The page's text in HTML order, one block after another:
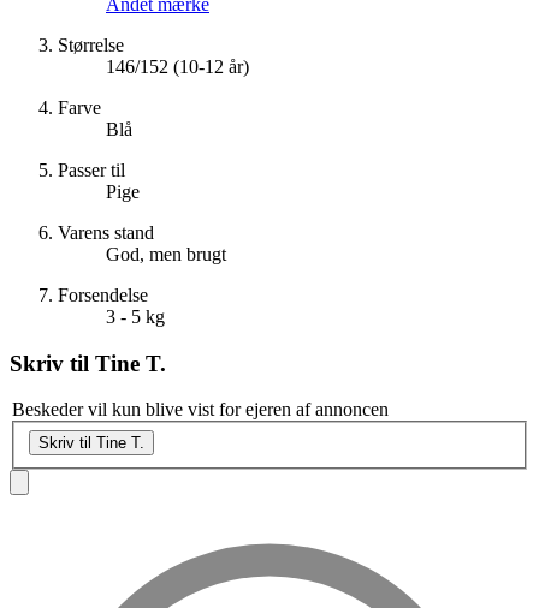
Andet mærke
Størrelse
146/152 (10-12 år)
Farve
Blå
Passer til
Pige
Varens stand
God, men brugt
Forsendelse
3 - 5 kg
Skriv til Tine T.
Beskeder vil kun blive vist for ejeren af annoncen
Skriv til Tine T.